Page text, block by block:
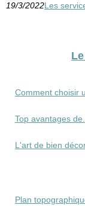
19/3/2022Les
Comment choisir
Top avantages
L'art de bien
Plan